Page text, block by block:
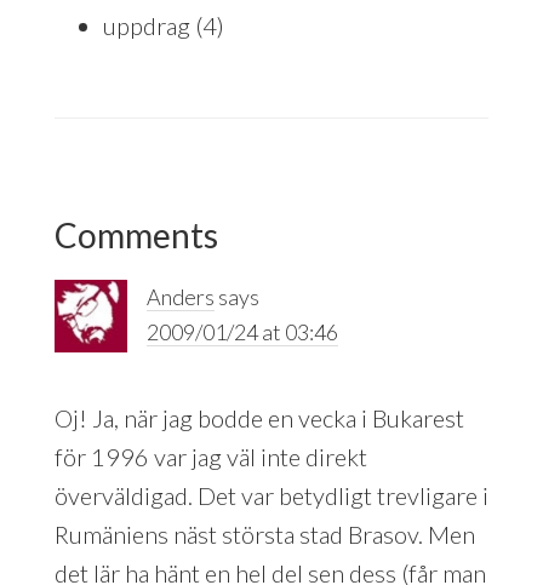
uppdrag(4)
Reader
Interactions
Comments
Anders says
2009/01/24 at 03:46
Oj! Ja, när jag bodde en vecka i Bukarest
för 1996 var jag väl inte direkt
överväldigad. Det var betydligt trevligare i
Rumäniens näst största stad Brasov. Men
det lär ha hänt en hel del sen dess (får man